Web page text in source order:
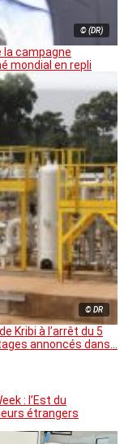
© (DR)
la campagne
mondial en repli
© DR
Kribi à l’arrêt du 5
annoncés dans…
: l’Est du
étrangers